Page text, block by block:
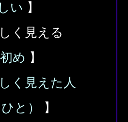
い 】
く見える
め 】
く見えた人
と） 】